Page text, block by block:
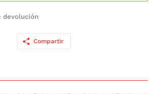
devolución
Compartir